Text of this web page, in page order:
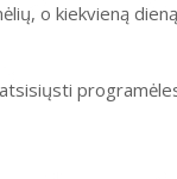
o kiekvieną